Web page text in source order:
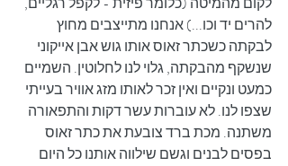
להרים יד וכו...) אנחנו מתייצבים מחוץ
לבקתה כשכתר זאוס אותו גוש אבן אייקוני
שנשקף מהבקתה, גלוי לנו לחלוטין. השמיים
כמעט ונקיים ואין זכר לאותו מזג אוויר בעייתי
שצפו לנו. לא עוברות עשר דקות והתפאורה
משתנה. מכת ברד צובעת את כתר זאוס
בפסים לבנים וגשם שילווה אותנו כל היום